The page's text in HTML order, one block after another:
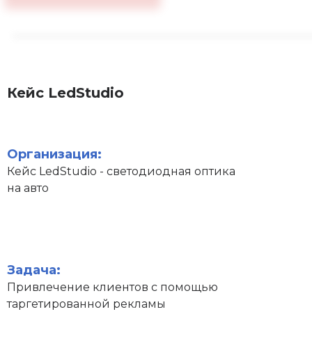
Кейс LedStudio
Организация:
Кейс LedStudio - светодиодная оптика
на авто
Задача:
Привлечение клиентов с помощью
таргетированной рекламы